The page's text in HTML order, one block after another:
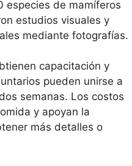
especies de mamíferos
estudios visuales y
mediante fotografías.
capacitación y
pueden unirse a
semanas. Los costos
y apoyan la
más detalles o